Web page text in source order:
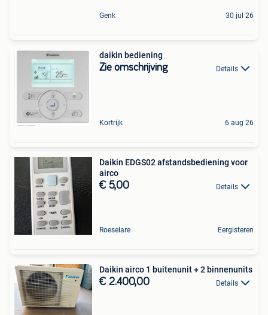
Genk 30 jul 26
daikin bediening
Zie omschrijving Details
Kortrijk 6 aug 26
Daikin EDGS02 afstandsbediening voor
airco
€ 5,00 Details
Roeselare Eergisteren
Daikin airco 1 buitenunit + 2 binnenunits
€ 2.400,00 Details